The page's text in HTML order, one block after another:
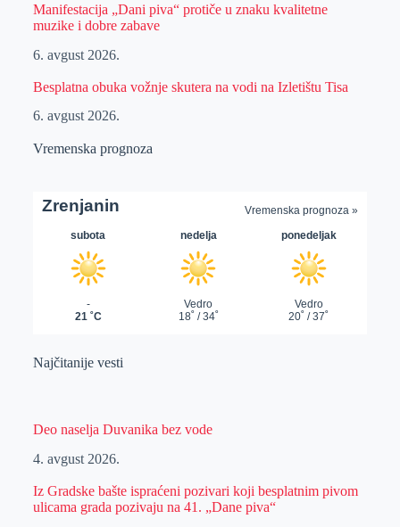
Manifestacija „Dani piva“ protiče u znaku kvalitetne
muzike i dobre zabave
6. avgust 2026.
Besplatna obuka vožnje skutera na vodi na Izletištu Tisa
6. avgust 2026.
Vremenska prognoza
Najčitanije vesti
Deo naselja Duvanika bez vode
4. avgust 2026.
Iz Gradske bašte ispraćeni pozivari koji besplatnim pivom
ulicama grada pozivaju na 41. „Dane piva“